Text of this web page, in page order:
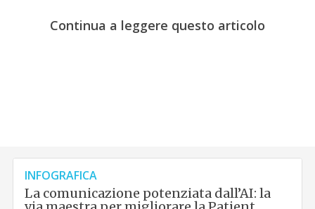
Continua a leggere questo articolo
INFOGRAFICA
La comunicazione potenziata dall’AI: la